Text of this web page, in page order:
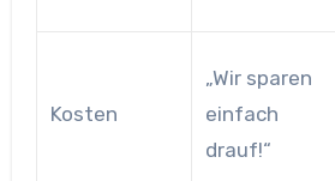
Kosten
„Wir sparen
einfach
drauf!“